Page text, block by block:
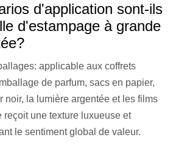
d'application sont-ils
d'estampage à grande
applicable aux coffrets
de parfum, sacs en papier,
noir, la lumière argentée et les films
une texture luxueuse et
le sentiment global de valeur.